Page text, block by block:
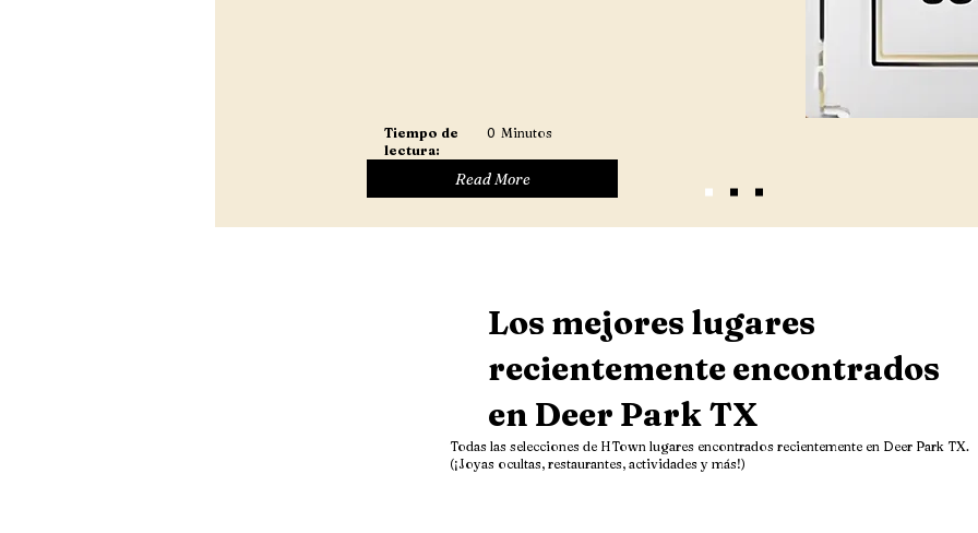
Tiempo de
lectura:
0 Minutos
Read More
Los mejores lugares
recientemente encontrados
en Deer Park TX
Todas las selecciones de HTown lugares encontrados recientemente en Deer Park TX.
(¡Joyas ocultas, restaurantes, actividades y más!)